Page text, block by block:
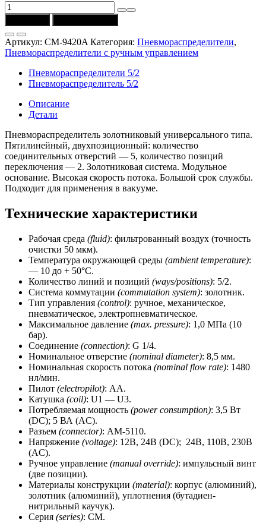
Количество
товара
Распределитель
CM-
9420A
(5/2,
G1/4)
Univer
Артикул: CM-9420A Категория: Пневмораспределители,
Пневмораспределители с ручным управлением
Пневмораспределители 5/2
Пневмораспределитель 5/2
Описание
Детали
Пневмораспределитель золотниковый универсального типа.
Пятилинейный, двухпозиционный: количество
соединительных отверстий — 5, количество позиций
переключения — 2. Золотниковая система. Модульное
основание. Высокая скорость потока. Большой срок службы.
Подходит для применения в вакууме.
Технические характеристики
Рабочая среда (fluid): фильтрованный воздух (точность
очистки 50 мкм).
Температура окружающей среды (ambient temperature):
— 10 до + 50°C.
Количество линий и позиций (ways/positions): 5/2.
Система коммутации (commutation system): золотник.
Тип управления (control): ручное, механическое,
пневматическое, электропневматическое.
Максимальное давление (max. pressure): 1,0 МПа (10
бар).
Соединение (connection): G 1/4.
Номинальное отверстие (nominal diameter): 8,5 мм.
Номинальная скорость потока (nominal flow rate): 1480
нл/мин.
Пилот (electropilot): АА.
Катушка (coil): U1 — U3.
Потребляемая мощность (power consumption): 3,5 Вт
(DC); 5 ВА (AC).
Разъем (connector): АМ-5110.
Напряжение (voltage): 12В, 24В (DC); 24В, 110В, 230В
(AC).
Ручное управление (manual override): импульсный винт
(две позиции).
Материалы конструкции (material): корпус (алюминий),
золотник (алюминий), уплотнения (бутадиен-
нитрильный каучук).
Серия (series): СМ.